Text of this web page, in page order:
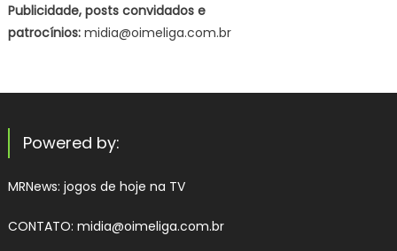
Publicidade, posts convidados e
patrocínios:midia@oimeliga.com.br
Powered by:
MRNews: jogos de hoje na TV
CONTATO: midia@oimeliga.com.br